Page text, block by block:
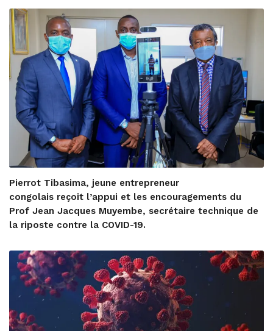
Pierrot Tibasima, jeune entrepreneur
congolais reçoit l’appui et les encouragements du
Prof Jean Jacques Muyembe, secrétaire technique de
la riposte contre la COVID-19.